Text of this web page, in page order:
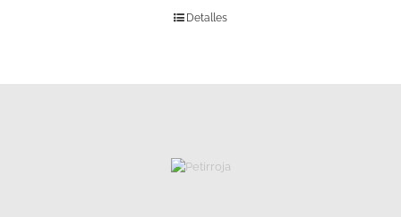
Detalles